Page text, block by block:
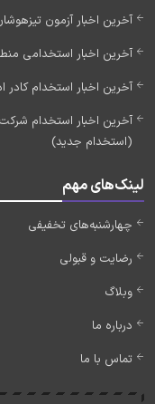
آخرین اخبار آزمون
آخرین اخبار استخدامی
آخرین اخبار استخدام کادر اداری
(استخدام جدید)
لینک‌های مهم
چهارشنبه‌های تخفیفی
رضایت و قبولی
وبلاگ
درباره ما
تماس با ما